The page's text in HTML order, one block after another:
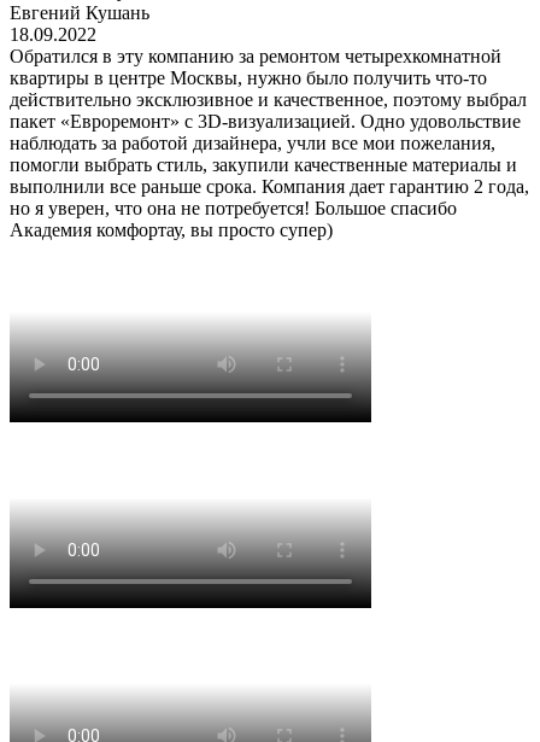
Евгений Кушань
18.09.2022
Обратился в эту компанию за ремонтом четырехкомнатной
квартиры в центре Москвы, нужно было получить что-то
действительно эксклюзивное и качественное, поэтому выбрал
пакет «Евроремонт» с 3D-визуализацией. Одно удовольствие
наблюдать за работой дизайнера, учли все мои пожелания,
помогли выбрать стиль, закупили качественные материалы и
выполнили все раньше срока. Компания дает гарантию 2 года,
но я уверен, что она не потребуется! Большое спасибо
Академия комфортау, вы просто супер)